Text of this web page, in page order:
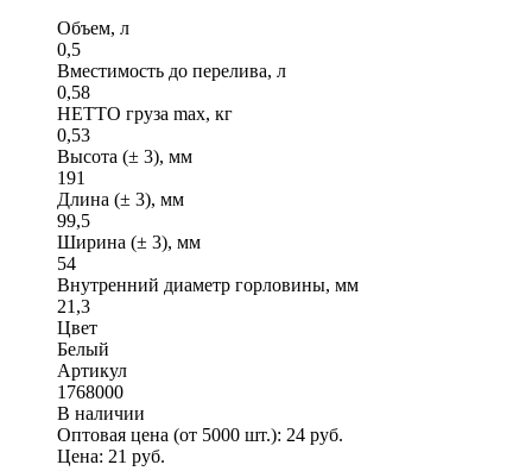
Объем, л
0,5
Вместимость до перелива, л
0,58
НЕТТО груза max, кг
0,53
Высота (± 3), мм
191
Длина (± 3), мм
99,5
Ширина (± 3), мм
54
Внутренний диаметр горловины, мм
21,3
Цвет
Белый
Артикул
1768000
В наличии
Оптовая цена (от 5000 шт.): 24 руб.
Цена: 21 руб.